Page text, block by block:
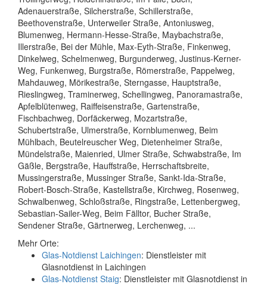
Adenauerstraße, Silcherstraße, Schillerstraße,
Beethovenstraße, Unterweiler Straße, Antoniusweg,
Blumenweg, Hermann-Hesse-Straße, Maybachstraße,
Illerstraße, Bei der Mühle, Max-Eyth-Straße, Finkenweg,
Dinkelweg, Schelmenweg, Burgunderweg, Justinus-Kerner-
Weg, Funkenweg, Burgstraße, Römerstraße, Pappelweg,
Mahdauweg, Mörikestraße, Sterngasse, Hauptstraße,
Rieslingweg, Traminerweg, Schellingweg, Panoramastraße,
Apfelblütenweg, Raiffeisenstraße, Gartenstraße,
Fischbachweg, Dorfäckerweg, Mozartstraße,
Schubertstraße, Ulmerstraße, Kornblumenweg, Beim
Mühlbach, Beutelreuscher Weg, Dietenheimer Straße,
Mündelstraße, Maienried, Ulmer Straße, Schwabstraße, Im
Gäßle, Bergstraße, Hauffstraße, Herrschaftsbreite,
Mussingerstraße, Mussinger Straße, Sankt-Ida-Straße,
Robert-Bosch-Straße, Kastellstraße, Kirchweg, Rosenweg,
Schwalbenweg, Schloßstraße, Ringstraße, Lettenbergweg,
Sebastian-Sailer-Weg, Beim Fälltor, Bucher Straße,
Sendener Straße, Gärtnerweg, Lerchenweg, ...
Mehr Orte:
Glas-Notdienst Laichingen: Dienstleister mit
Glasnotdienst in Laichingen
Glas-Notdienst Staig: Dienstleister mit Glasnotdienst in